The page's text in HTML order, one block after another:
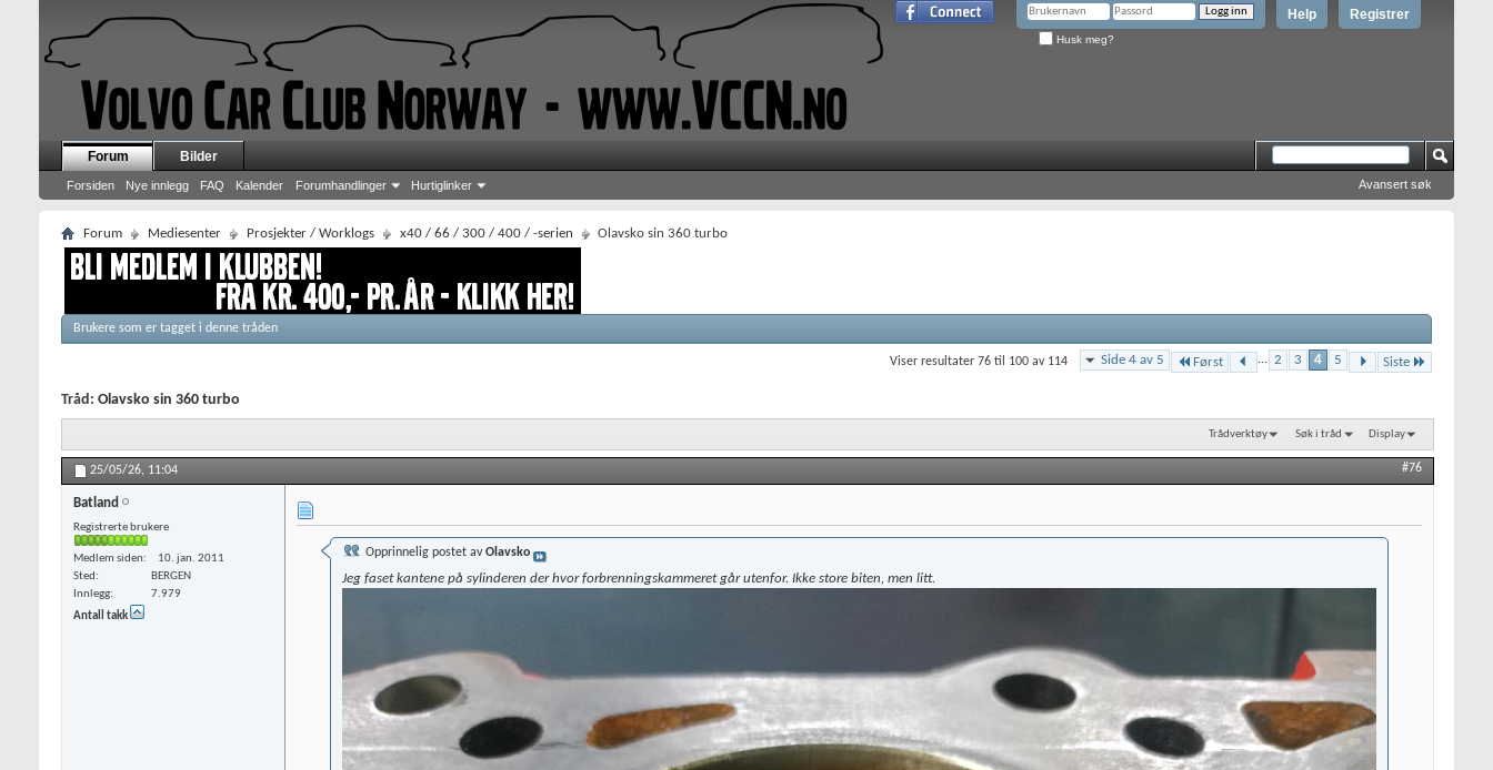
Registrer
Help
Husk meg?
Forum
Forsiden Nye innlegg FAQ Kalender Forumhandlinger Hurtiglinker
Bilder
Avansert søk
Forum Mediesenter Prosjekter / Worklogs x40 / 66 / 300 / 400 / -serien Olavsko sin 360 turbo
Brukere som er tagget i denne tråden
Side 4 av 5 Først ... 2 3 4 5 Siste
Viser resultater 76 til 100 av 114
Tråd: Olavsko sin 360 turbo
Trådverktøy Søk i tråd Display
25/05/26, 11:04 #76
Batland
Registrerte brukere
Medlem siden
10. jan. 2011
Sted
BERGEN
Innlegg
7.979
Antall takk
Opprinnelig postet avOlavsko
Jeg faset kantene på sylinderen der hvor forbrenningskammeret går utenfor. Ikke store biten, men litt.